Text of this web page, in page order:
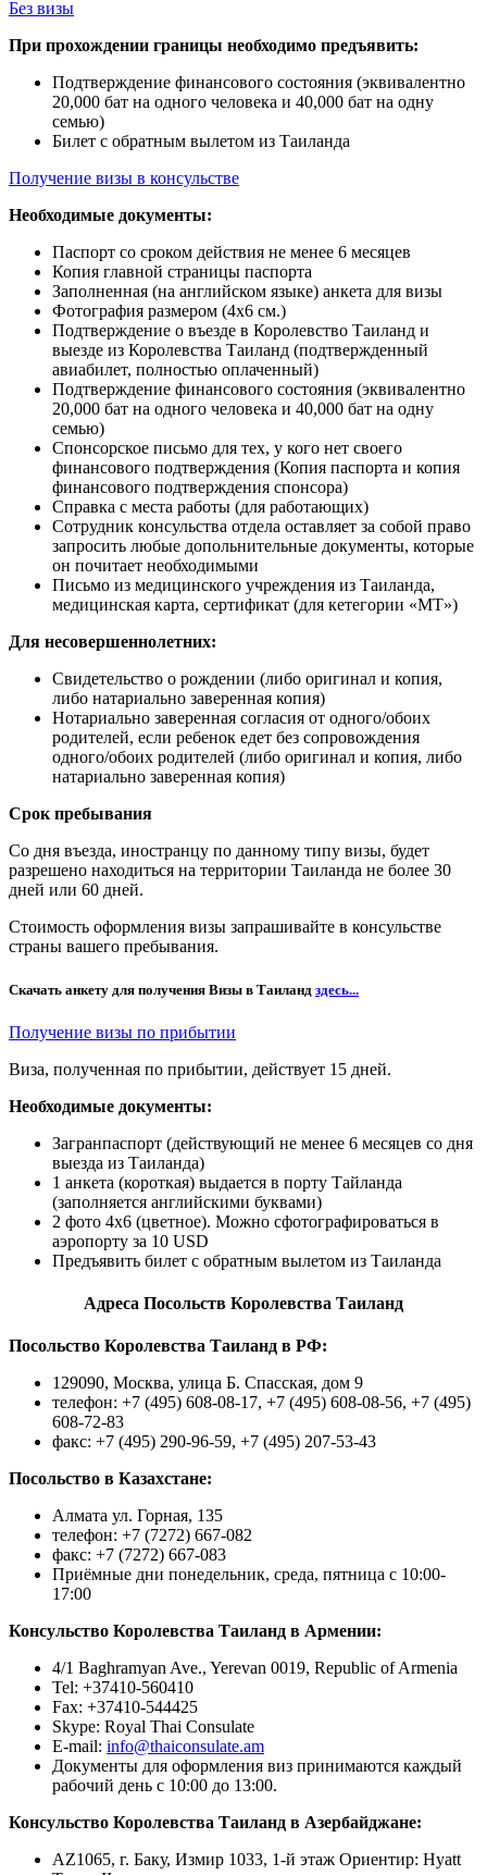
Без визы
При прохождении границы необходимо предъявить:
Подтверждение финансового состояния (эквивалентно
20,000 бат на одного человека и 40,000 бат на одну
семью)
Билет с обратным вылетом из Таиланда
Получение визы в консульстве
Необходимые документы:
Паспорт со сроком действия не менее 6 месяцев
Копия главной страницы паспорта
Заполненная (на английском языке) анкета для визы
Фотография размером (4х6 см.)
Подтверждение о въезде в Королевство Таиланд и
выезде из Королевства Таиланд (подтвержденный
авиабилет, полностью оплаченный)
Подтверждение финансового состояния (эквивалентно
20,000 бат на одного человека и 40,000 бат на одну
семью)
Спонсорское письмо для тех, у кого нет своего
финансового подтверждения (Копия паспорта и копия
финансового подтверждения спонсора)
Справка с места работы (для работающих)
Сотрудник консульства отдела оставляет за собой право
запросить любые допольнительные документы, которые
он почитает необходимыми
Письмо из медицинского учреждения из Таиланда,
медицинская карта, сертификат (для кетегории «МТ»)
Для несовершеннолетних:
Свидетельство о рождении (либо оригинал и копия,
либо натариально заверенная копия)
Нотариально заверенная согласия от одного/обоих
родителей, если ребенок едет без сопровождения
одного/обоих родителей (либо оригинал и копия, либо
натариально заверенная копия)
Срок пребывания
Со дня въезда, иностранцу по данному типу визы, будет
разрешено находиться на территории Таиланда не более 30
дней или 60 дней.
Стоимость оформления визы запрашивайте в консульстве
страны вашего пребывания.
Скачать анкету для получения Визы в Таиланд здесь...
Получение визы по прибытии
Виза, полученная по прибытии, действует 15 дней.
Необходимые документы:
Загранпаспорт (действующий не менее 6 месяцев со дня
выезда из Таиланда)
1 анкета (короткая) выдается в порту Тайланда
(заполняется английскими буквами)
2 фото 4х6 (цветное). Можно сфотографироваться в
аэропорту за 10 USD
Предъявить билет с обратным вылетом из Таиланда
Адреса Посольств Королевства Таиланд
Посольство Королевства Таиланд в РФ:
129090, Москва, улица Б. Спасская, дом 9
телефон: +7 (495) 608-08-17, +7 (495) 608-08-56, +7 (495)
608-72-83
факс: +7 (495) 290-96-59, +7 (495) 207-53-43
Посольство в Казахстане:
Алмата ул. Горная, 135
телефон: +7 (7272) 667-082
факс: +7 (7272) 667-083
Приёмные дни понедельник, среда, пятница с 10:00-
17:00
Консульство Королевства Таиланд в Армении:
4/1 Baghramyan Ave., Yerevan 0019, Republic of Armenia
Tel: +37410-560410
Fax: +37410-544425
Skype: Royal Thai Consulate
E-mail: info@thaiconsulate.am
Документы для оформления виз принимаются каждый
рабочий день с 10:00 до 13:00.
Консульство Королевства Таиланд в Азербайджане:
АZ1065, г. Баку, Измир 1033, 1-й этаж Ориентир: Hyatt